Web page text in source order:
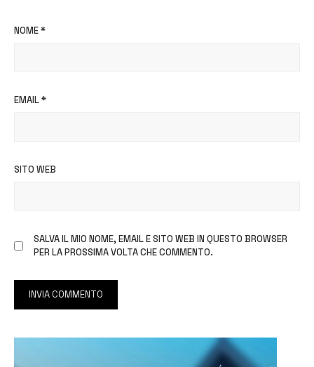
NOME*
EMAIL*
SITO WEB
SALVA IL MIO NOME, EMAIL E SITO WEB IN QUESTO BROWSER
PER LA PROSSIMA VOLTA CHE COMMENTO.